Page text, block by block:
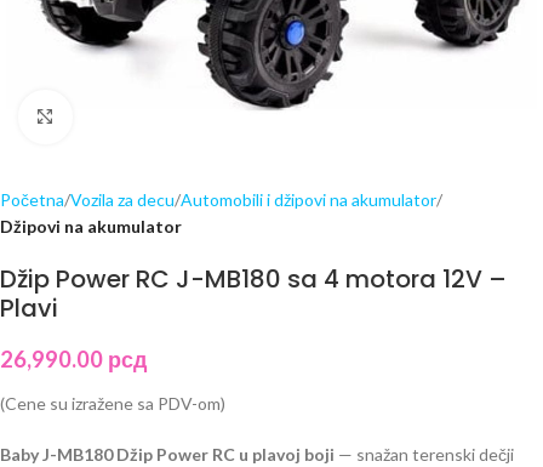
Početna Vozila za decu Automobili i džipovi na akumulator
Džipovi na akumulator
Džip Power RC J-MB180 sa 4 motora 12V –
Plavi
26,990.00 рсд
(Cene su izražene sa PDV-om)
Baby J-MB180 Džip Power RC u plavoj boji — snažan terenski dečji